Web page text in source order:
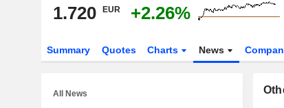
1.720 EUR +2.26%
Summary Quotes Charts News
All News